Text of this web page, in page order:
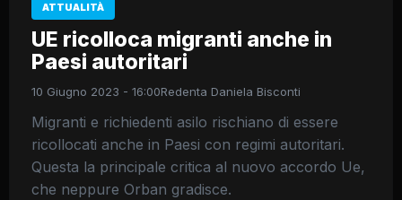
ATTUALITÀ
UE ricolloca migranti anche in
Paesi autoritari
10 Giugno 2023 - 16:00Redenta Daniela Bisconti
Migranti e richiedenti asilo rischiano di essere
ricollocati anche in Paesi con regimi autoritari.
Questa la principale critica al nuovo accordo Ue,
che neppure Orban gradisce.